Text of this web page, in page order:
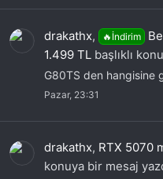
drakathx, 🔥İndirim
1.499 TL başlıklı
G80TS den hangisine
Pazar, 23:31
drakathx, RTX 5070
konuya bir mesaj